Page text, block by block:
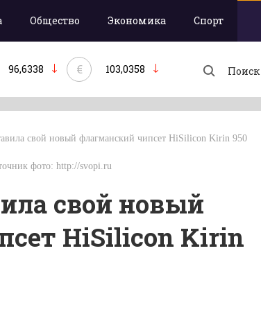
Общество Экономика Спорт
96,6338 € 103,0358
свой новый флагманский чипсет HiSilicon Kirin 950
фото: http://svopi.ru
свой новый
HiSilicon Kirin